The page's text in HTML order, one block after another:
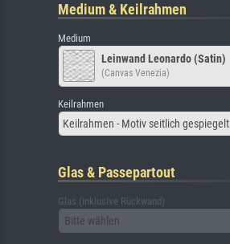
Medium & Keilrahmen
Medium
Leinwand Leonardo (Satin)
(Canvas Venezia)
Keilrahmen
Keilrahmen - Motiv seitlich gespiegelt
Glas & Passepartout
Glas (inklusive Rückwand)
Bitte wählen